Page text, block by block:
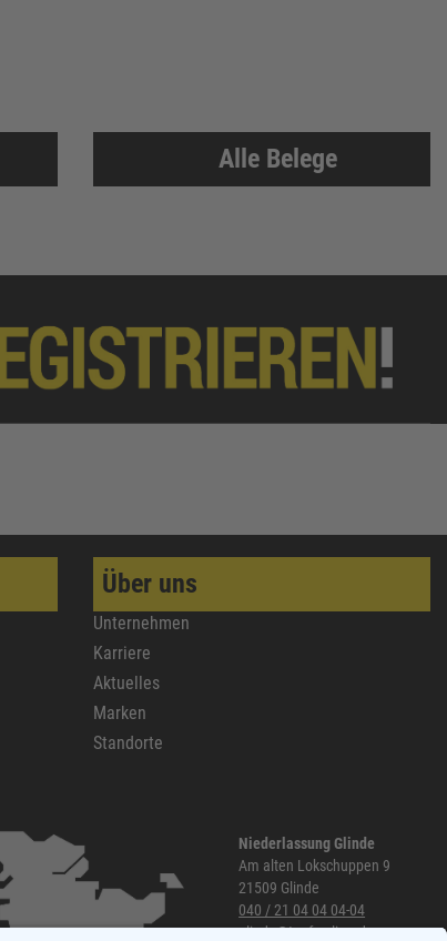
Alle Belege
Über uns
Unternehmen
Karriere
Aktuelles
Marken
Standorte
Niederlassung Glinde
Am alten Lokschuppen 9
21509 Glinde
040 / 21 04 04 04-04
glinde@topf-online.de